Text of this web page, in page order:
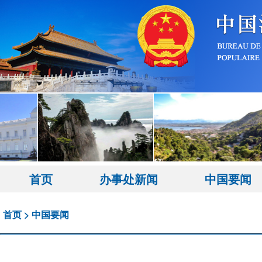
首页 办事处新闻 中国要闻
首页 > 中国要闻